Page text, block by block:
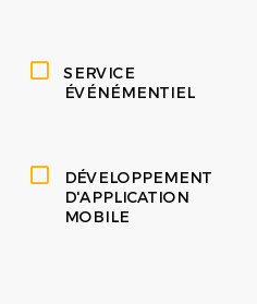
SERVICE
ÉVÉNÉMENTIEL
DÉVELOPPEMENT
D'APPLICATION
MOBILE